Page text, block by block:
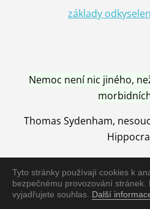
Tyto stránky používají cookies k
bezpečnému provozování
vyjadřujete souhlas. Další
základy
Nemoc není nic jiného,
Thomas Sydenham,
Nemoc je vyléčena jen